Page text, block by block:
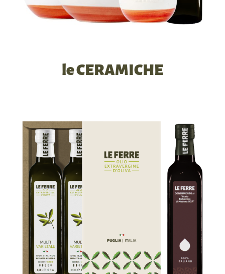
le CERAMICHE